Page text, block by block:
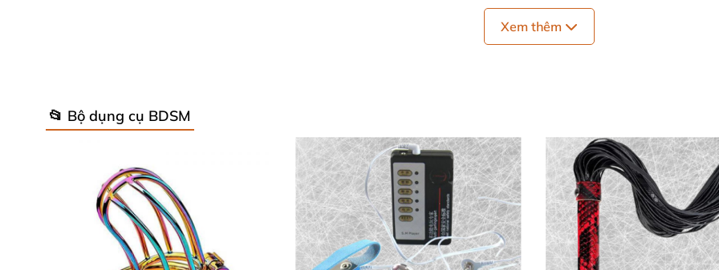
Thiết kế nhỏ gọn, dễ mang theo cho các chuyến đi hoặc tối lãng mạn tại nhà.
Bao gồm đầy đủ nội dung nhằm tăng sự gần gũi, khám phá các ý tưởng mới và làm mới đêm hẹn
Lợi ích trải nghiệm người dùng
Dễ dàng sử dụng và mang lại cảm giác háo hức mỗi khi lắc xúc xắc.
Tạo nền cho sự kết nối và tin tưởng giữa các cặp đôi.
Xem thêm
📂 Bộ dụng cụ BDSM